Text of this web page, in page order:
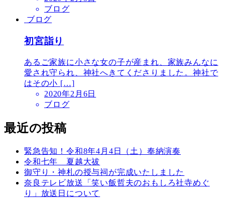
ブログ
ブログ
初宮詣り
あるご家族に小さな女の子が産まれ、家族みんなに
愛され守られ、神社へきてくださりました。神社で
はその小 […]
2020年2月6日
ブログ
最近の投稿
緊急告知！令和8年4月4日（土）奉納演奏
令和七年 夏越大祓
御守り・神札の授与祠が完成いたしました
奈良テレビ放送「笑い飯哲夫のおもしろ社寺めぐ
り」放送日について